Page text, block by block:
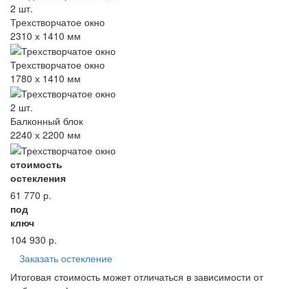
2 шт.
Трехстворчатое окно
2310 х 1410 мм
Трехстворчатое окно
1780 х 1410 мм
2 шт.
Балконный блок
2240 х 2200 мм
стоимость
остекления
61 770 р.
под
ключ
104 930 р.
Заказать остекление
Итоговая стоимость может отличаться в зависимости от